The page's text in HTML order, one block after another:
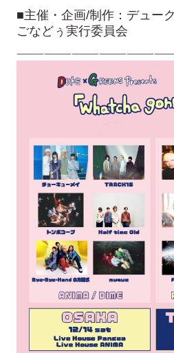
■主催・企画/制作：デュー
ごなどぅ実行委員会